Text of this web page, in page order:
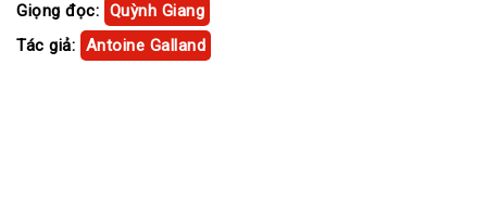
Giọng đọc: Quỳnh Giang
Tác giả: Antoine Galland